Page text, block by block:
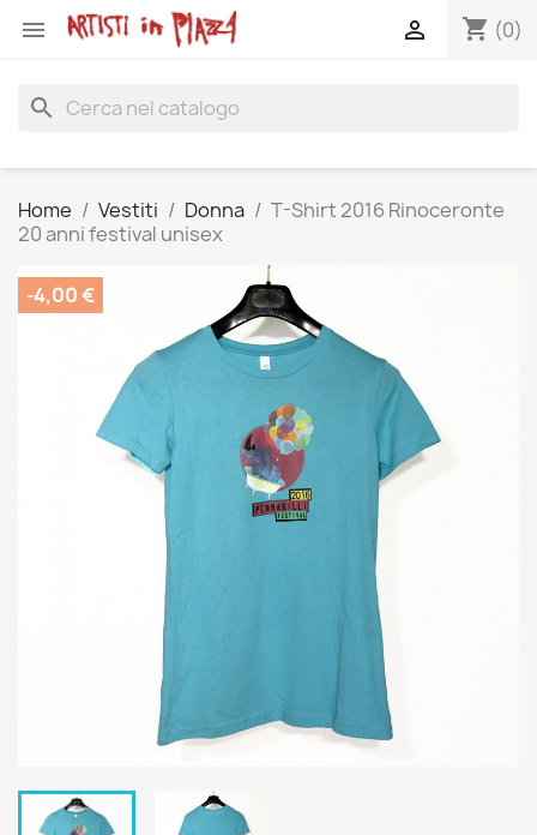
 shopping_cart (0)

search
Home Vestiti Donna
T-Shirt 2016 Rinoceronte
20 anni festival unisex
-4,00 €